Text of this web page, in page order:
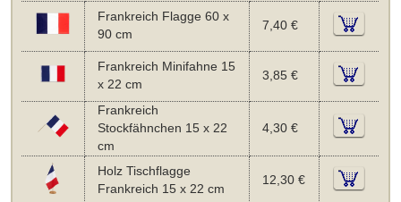
Frankreich Flagge 60 x
90 cm
7,40 €
Frankreich Minifahne 15
x 22 cm
3,85 €
Frankreich
Stockfähnchen 15 x 22
cm
4,30 €
Holz Tischflagge
Frankreich 15 x 22 cm
12,30 €